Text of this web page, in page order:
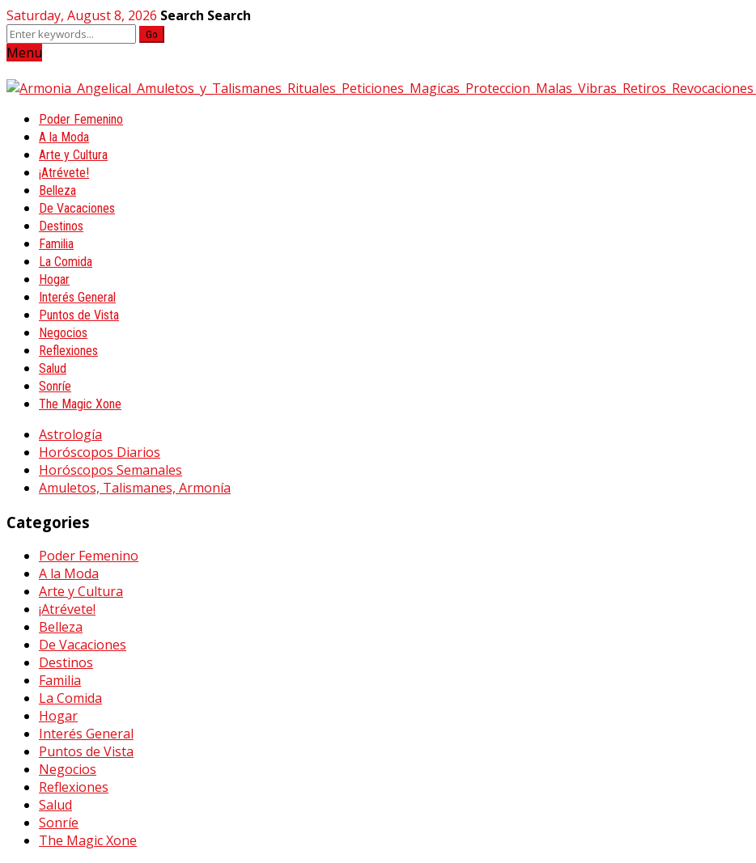
Saturday, August 8, 2026 Search Search
Go
Menu
Poder Femenino
A la Moda
Arte y Cultura
¡Atrévete!
Belleza
De Vacaciones
Destinos
Familia
La Comida
Hogar
Interés General
Puntos de Vista
Negocios
Reflexiones
Salud
Sonríe
The Magic Xone
Astrología
Horóscopos Diarios
Horóscopos Semanales
Amuletos, Talismanes, Armonía
Categories
Poder Femenino
A la Moda
Arte y Cultura
¡Atrévete!
Belleza
De Vacaciones
Destinos
Familia
La Comida
Hogar
Interés General
Puntos de Vista
Negocios
Reflexiones
Salud
Sonríe
The Magic Xone